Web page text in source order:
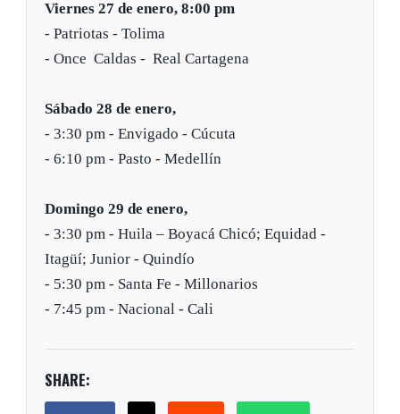
Viernes 27 de enero, 8:00 pm
- Patriotas - Tolima
- Once Caldas - Real Cartagena
Sábado 28 de enero,
- 3:30 pm - Envigado - Cúcuta
- 6:10 pm - Pasto - Medellín
Domingo 29 de enero,
- 3:30 pm - Huila – Boyacá Chicó; Equidad -
Itagüí; Junior - Quindío
- 5:30 pm - Santa Fe - Millonarios
- 7:45 pm - Nacional - Cali
SHARE: